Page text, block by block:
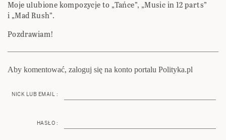
Moje ulubione kompozycje to „Tańce”, „Music in 12 parts”
i „Mad Rush”.
Pozdrawiam!
Aby komentować, zaloguj się na konto portalu Polityka.pl
NICK LUB EMAIL :
HASŁO :